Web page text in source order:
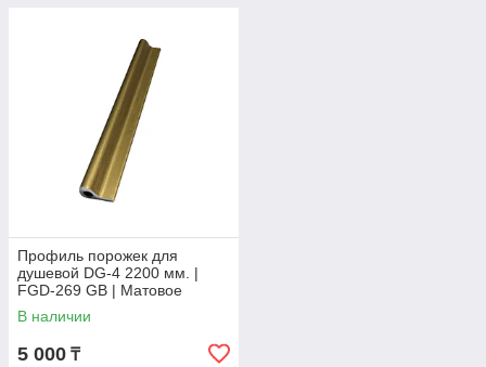
Профиль порожек для
душевой DG-4 2200 мм. |
FGD-269 GB | Матовое
золото
В наличии
5 000 ₸